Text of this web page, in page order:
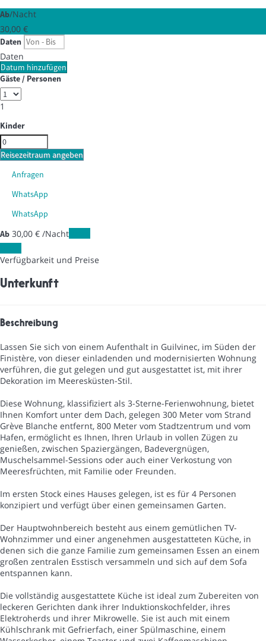
Ab/Nacht
30,00 €
Daten
Daten
Datum hinzufügen
Gäste / Personen
1
Kinder
Reisezeitraum angeben
Anfragen
WhatsApp
WhatsApp
Ab 30,00 € /Nacht
Verfügbarkeit und Preise
Unterkunft
Beschreibung
Lassen Sie sich von einem Aufenthalt in Guilvinec, im Süden der
Finistère, von dieser einladenden und modernisierten Wohnung
verführen, die gut gelegen und gut ausgestattet ist, mit ihrer
Dekoration im Meeresküsten-Stil.
Diese Wohnung, klassifiziert als 3-Sterne-Ferienwohnung, bietet
Ihnen Komfort unter dem Dach, gelegen 300 Meter vom Strand
Grève Blanche entfernt, 800 Meter vom Stadtzentrum und vom
Hafen, ermöglicht es Ihnen, Ihren Urlaub in vollen Zügen zu
genießen, zwischen Spaziergängen, Badevergnügen,
Muschelsammel-Sessions oder auch einer Verkostung von
Meeresfrüchten, mit Familie oder Freunden.
Im ersten Stock eines Hauses gelegen, ist es für 4 Personen
konzipiert und verfügt über einen gemeinsamen Garten.
Der Hauptwohnbereich besteht aus einem gemütlichen TV-
Wohnzimmer und einer angenehmen ausgestatteten Küche, in
denen sich die ganze Familie zum gemeinsamen Essen an einem
großen zentralen Esstisch versammeln und sich auf dem Sofa
entspannen kann.
Die vollständig ausgestattete Küche ist ideal zum Zubereiten von
leckeren Gerichten dank ihrer Induktionskochfelder, ihres
Elektroherds und ihrer Mikrowelle. Sie ist auch mit einem
Kühlschrank mit Gefrierfach, einer Spülmaschine, einem